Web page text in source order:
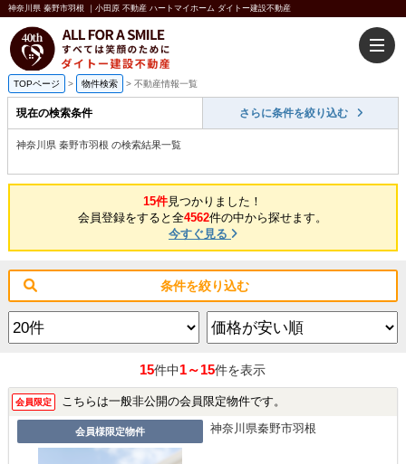
神奈川県 秦野市羽根 ｜小田原 不動産 ハートマイホーム ダイトー建設不動産
TOPページ > 物件検索 > 不動産情報一覧
現在の検索条件 さらに条件を絞り込む
神奈川県 秦野市羽根 の検索結果一覧
15件見つかりました！
会員登録をすると全4562件の中から探せます。
今すぐ見る
条件を絞り込む
15件中1～15件を表示
会員限定 こちらは一般非公開の会員限定物件です。
会員様限定物件 神奈川県秦野市羽根